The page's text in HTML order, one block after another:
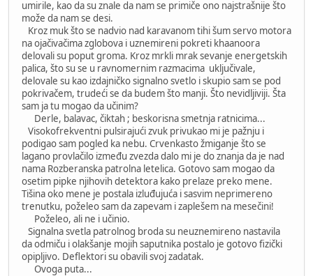
umirile, kao da su znale da nam se primiče ono najstrašnije što
može da nam se desi.
Kroz muk što se nadvio nad karavanom tihi šum servo motora
na ojačivačima zglobova i uznemireni pokreti khaanoora
delovali su poput groma. Kroz mrkli mrak sevanje energetskih
palica, što su se u ravnomernim razmacima uključivale,
delovale su kao izdajničko signalno svetlo i skupio sam se pod
pokrivačem, trudeći se da budem što manji. Što nevidljiviji. Šta
sam ja tu mogao da učinim?
Derle, balavac, čiktah ; beskorisna smetnja ratnicima...
Visokofrekventni pulsirajući zvuk privukao mi je pažnju i
podigao sam pogled ka nebu. Crvenkasto žmiganje što se
lagano provlačilo između zvezda dalo mi je do znanja da je nad
nama Rozberanska patrolna letelica. Gotovo sam mogao da
osetim pipke njihovih detektora kako prelaze preko mene.
Tišina oko mene je postala izluđujuća i sasvim neprimereno
trenutku, poželeo sam da zapevam i zaplešem na mesečini!
Poželeo, ali ne i učinio.
Signalna svetla patrolnog broda su neuznemireno nastavila
da odmiču i olakšanje mojih saputnika postalo je gotovo fizički
opipljivo. Deflektori su obavili svoj zadatak.
Ovoga puta...